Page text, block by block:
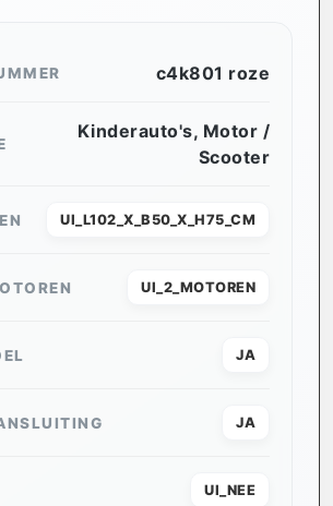
c4k801 roze
Kinderauto's, Motor /
Scooter
UI_L102_X_B50_X_H75_CM
UI_2_MOTOREN
JA
JA
UI_NEE